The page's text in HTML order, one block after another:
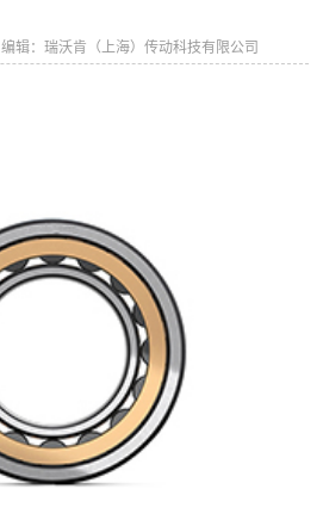
编辑：瑞沃肯（上海）传动科技有限公司